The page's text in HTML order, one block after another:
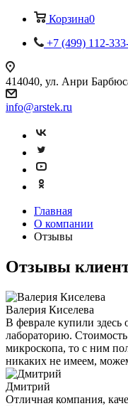
Корзина0
+7 (499) 112-
414040, ул. Анри
info@arstek.ru
Главная
О компании
Отзывы
Отзывы
Валерия Киселева
В феврале купили
лабораторию. Стоимость
микроскопа, то с ним
никаких не имеем,
Дмитрий
Отличная компания,